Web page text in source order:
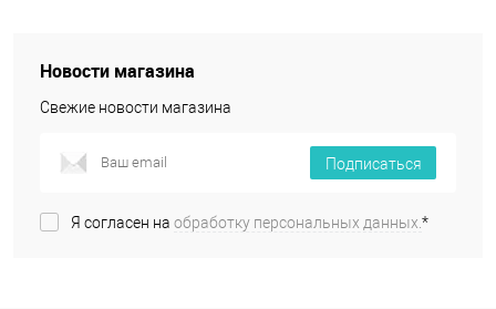
Новости магазина
Свежие новости магазина
Подписаться
Я согласен на обработку персональных данных.*